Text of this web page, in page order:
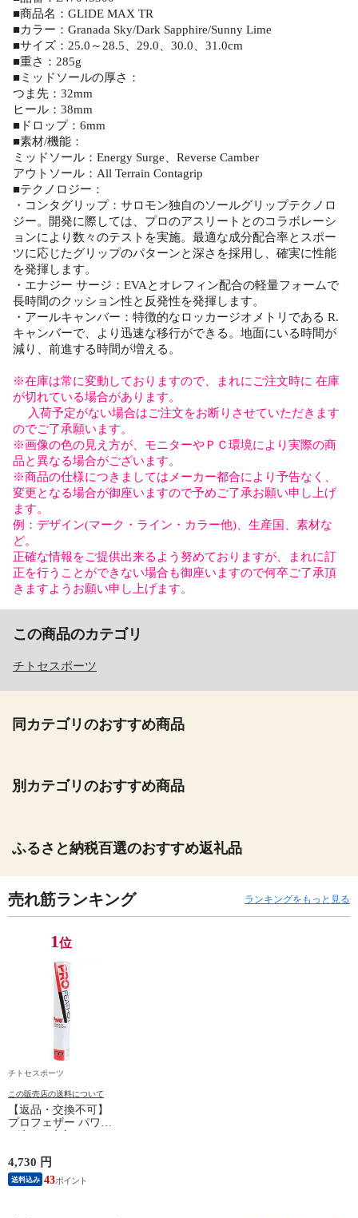
■商品名：GLIDE MAX TR
■カラー：Granada Sky/Dark Sapphire/Sunny Lime
■サイズ：25.0～28.5、29.0、30.0、31.0cm
■重さ：285g
■ミッドソールの厚さ：
つま先：32mm
ヒール：38mm
■ドロップ：6mm
■素材/機能：
ミッドソール：Energy Surge、Reverse Camber
アウトソール：All Terrain Contagrip
■テクノロジー：
・コンタグリップ：サロモン独自のソールグリップテクノロ
ジー。開発に際しては、プロのアスリートとのコラボレーシ
ョンにより数々のテストを実施。最適な成分配合率とスポー
ツに応じたグリップのパターンと深さを採用し、確実に性能
を発揮します。
・エナジー サージ：EVAとオレフィン配合の軽量フォームで
長時間のクッション性と反発性を発揮します。
・アールキャンバー：特徴的なロッカージオメトリである R.
キャンバーで、より迅速な移行ができる。地面にいる時間が
減り、前進する時間が増える。
※在庫は常に変動しておりますので、まれにご注文時に 在庫
が切れている場合があります。
入荷予定がない場合はご注文をお断りさせていただきます
のでご了承願います。
※画像の色の見え方が、モニターやＰＣ環境により実際の商
品と異なる場合がございます。
※商品の仕様につきましてはメーカー都合により予告なく、
変更となる場合が御座いますので予めご了承お願い申し上げ
ます。
例：デザイン(マーク・ライン・カラー他)、生産国、素材な
ど。
正確な情報をご提供出来るよう努めておりますが、まれに訂
正を行うことができない場合も御座いますので何卒ご了承頂
きますようお願い申し上げます。
この商品のカテゴリ
チトセスポーツ
同カテゴリのおすすめ商品
別カテゴリのおすすめ商品
ふるさと納税百選のおすすめ返礼品
売れ筋ランキング ランキングをもっと見る
1位
チトセスポーツ
この販売店の送料について
【返品・交換不可】
プロフェザー パワー
PF-6010 2025SS バド
ミントンシャトル 羽
根 12個入
4,730 円
送料込み 43